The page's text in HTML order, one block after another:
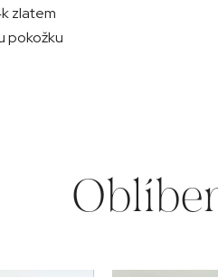
zlatem
pokožku